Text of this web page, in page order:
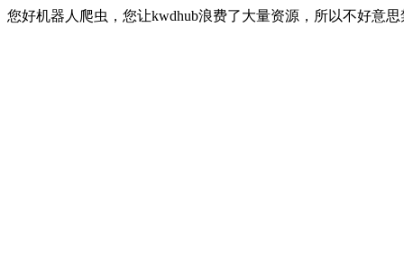
您好机器人爬虫，您让kwdhub浪费了大量资源，所以不好意